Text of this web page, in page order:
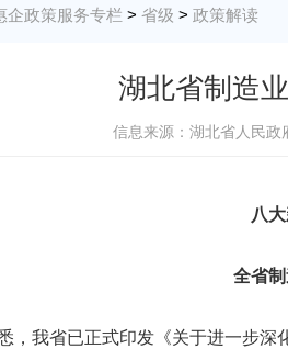
企政策服务专栏 > 省级 > 政策解读
湖北省制造
信息来源：湖北省人民政
八
全省
，我省已正式印发《关于进一步